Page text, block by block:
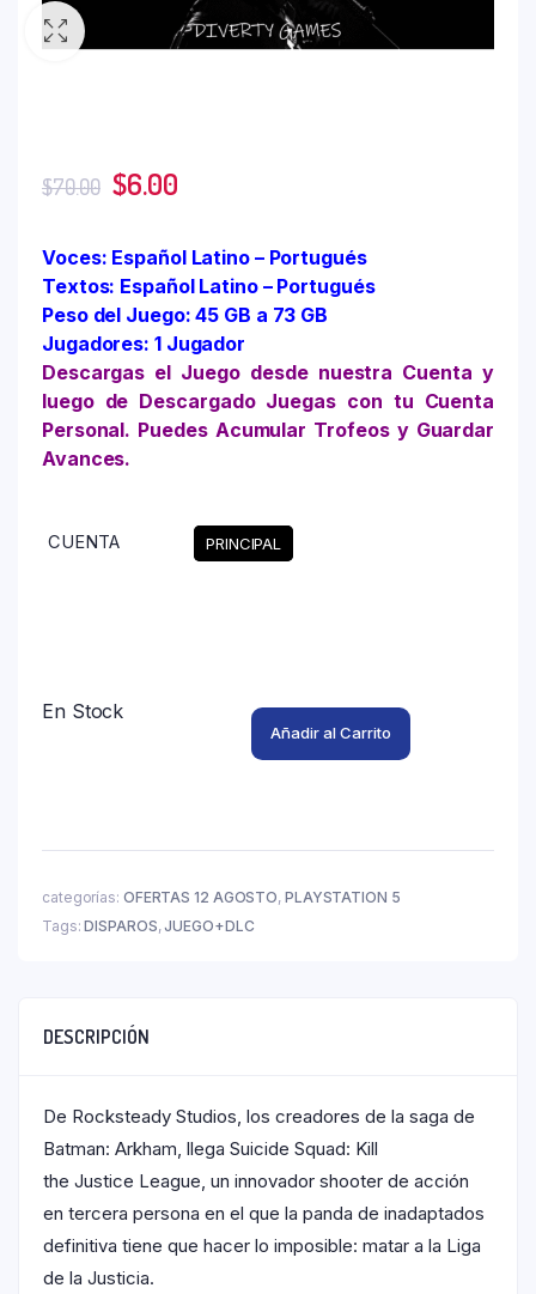
$70.00 $6.00
Voces: Español Latino – Portugués
Textos: Español Latino – Portugués
Peso del Juego: 45 GB a 73 GB
Jugadores: 1 Jugador
Descargas el Juego desde nuestra Cuenta y
luego de Descargado Juegas con tu Cuenta
Personal. Puedes Acumular Trofeos y Guardar
Avances.
CUENTA PRINCIPAL
En Stock
Añadir al Carrito
categorías: OFERTAS 12 AGOSTO, PLAYSTATION 5
Tags:DISPAROS,JUEGO+DLC
DESCRIPCIÓN
De Rocksteady Studios, los creadores de la saga de
Batman: Arkham, llega Suicide Squad: Kill
the Justice League, un innovador shooter de acción
en tercera persona en el que la panda de inadaptados
definitiva tiene que hacer lo imposible: matar a la Liga
de la Justicia.